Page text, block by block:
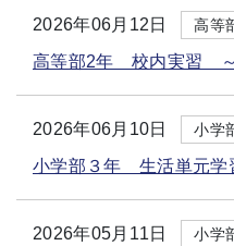
2026年06月12日 高等
高等部2年 校内実習 ～
2026年06月10日 小学
小学部３年 生活単元学
2026年05月11日 小学